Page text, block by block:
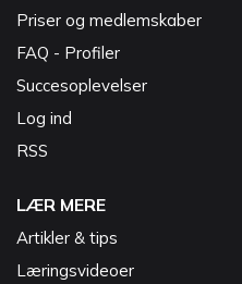
Priser og medlemskaber
FAQ - Profiler
Succesoplevelser
Log ind
RSS
LÆR MERE
Artikler & tips
Læringsvideoer